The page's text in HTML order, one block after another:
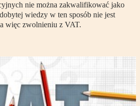
nie można zakwalifikować jako
wiedzy w ten sposób nie jest
więc zwolnieniu z VAT.